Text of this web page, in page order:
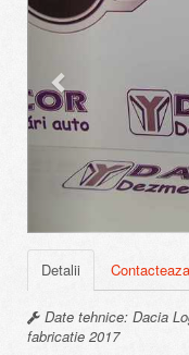
Detalii
Date tehnice: Dacia
fabricatie 2017